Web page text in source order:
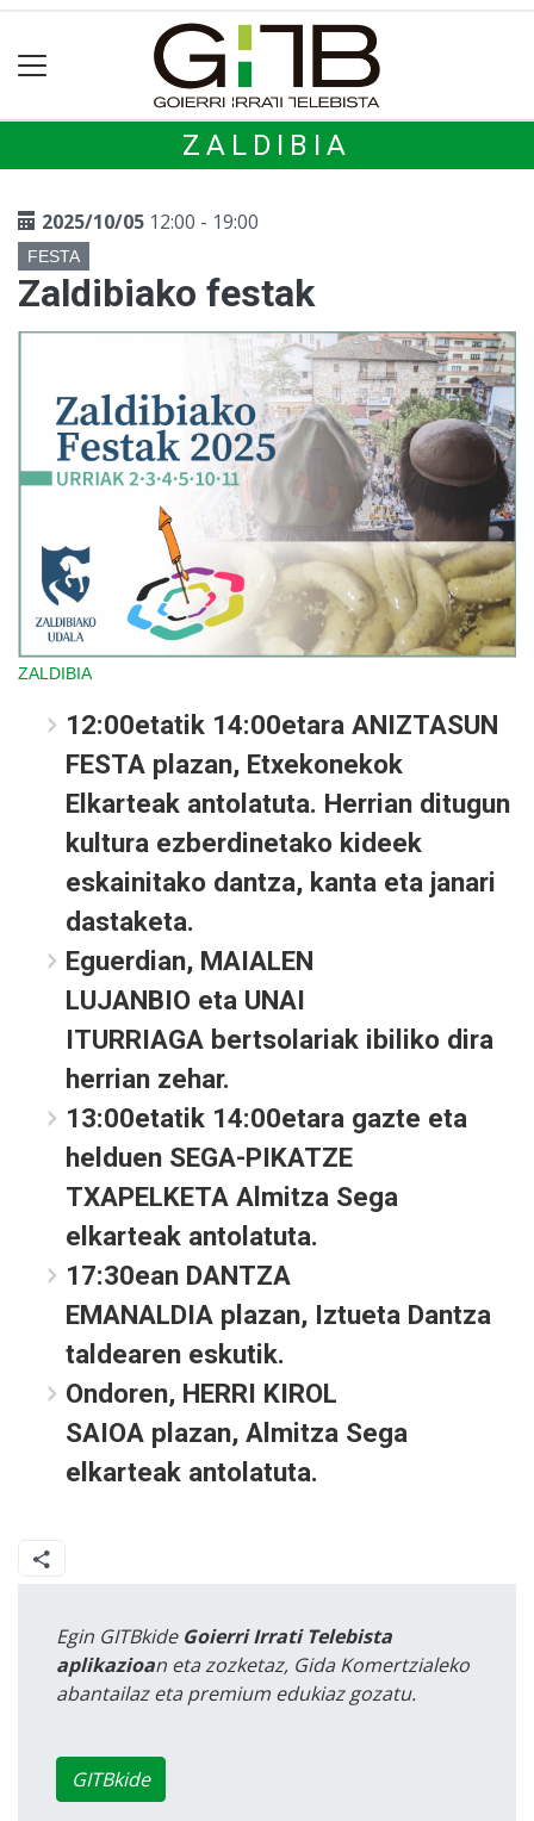
ZALDIBIA
2025/10/05 12:00 - 19:00
FESTA
Zaldibiako festak
ZALDIBIA
12:00etatik 14:00etara ANIZTASUN
FESTA plazan, Etxekonekok
Elkarteak antolatuta. Herrian ditugun
kultura ezberdinetako kideek
eskainitako dantza, kanta eta janari
dastaketa.
Eguerdian, MAIALEN
LUJANBIO eta UNAI
ITURRIAGA bertsolariak ibiliko dira
herrian zehar.
13:00etatik 14:00etara gazte eta
helduen SEGA-PIKATZE
TXAPELKETA Almitza Sega
elkarteak antolatuta.
17:30ean DANTZA
EMANALDIA plazan, Iztueta Dantza
taldearen eskutik.
Ondoren, HERRI KIROL
SAIOA plazan, Almitza Sega
elkarteak antolatuta.
Egin GITBkide Goierri Irrati Telebista
aplikazioan eta zozketaz, Gida Komertzialeko
abantailaz eta premium edukiaz gozatu.
GITBkide